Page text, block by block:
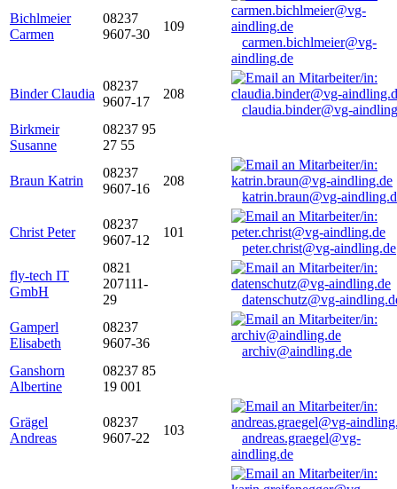
Bichlmeier
Carmen
08237
9607-30
109
carmen.bichlmeier@vg-
aindling.de
Binder Claudia
08237
9607-17
208
claudia.binder@vg-
Birkmeir
Susanne
08237 95
27 55
Braun Katrin
08237
9607-16
208
katrin.braun@vg-
Christ Peter
08237
9607-12
101
peter.christ@vg-aindling.de
fly-tech IT
GmbH
0821
207111-
29
datenschutz@vg-
Gamperl
Elisabeth
08237
9607-36
archiv@aindling.de
Ganshorn
Albertine
08237 85
19 001
Grägel
Andreas
08237
9607-22
103
andreas.graegel@vg-
aindling.de